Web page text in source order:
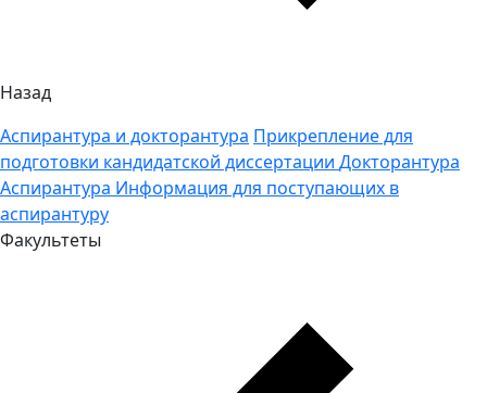
Назад
Аспирантура и докторантура Прикрепление для
подготовки кандидатской диссертации Докторантура
Аспирантура Информация для поступающих в
аспирантуру
Факультеты